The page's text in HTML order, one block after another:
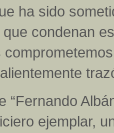
ha sido
condenan
“Fernando
ejemplar,